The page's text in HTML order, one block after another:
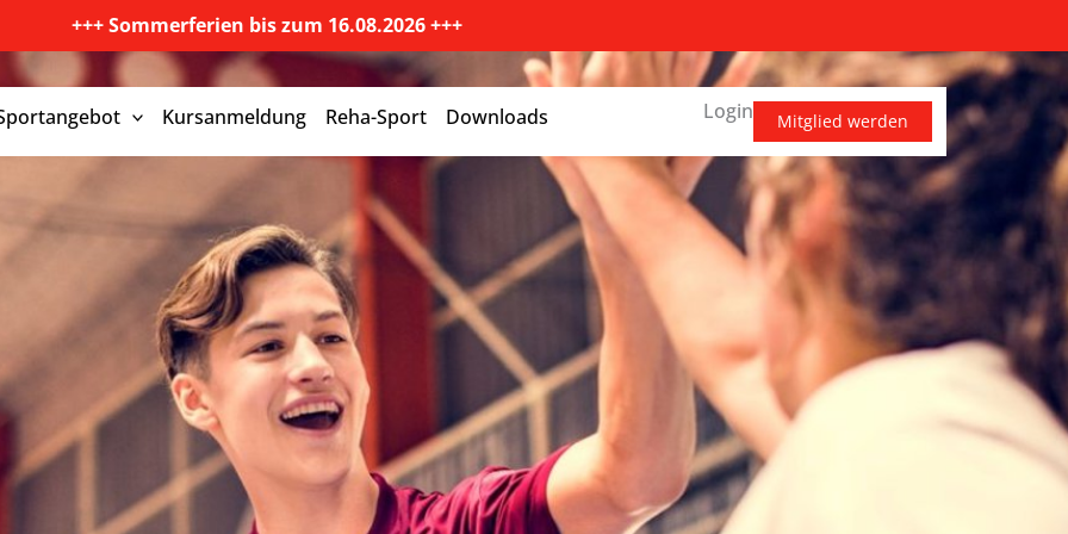
+++ Sommerferien bis zum 16.08.2026 +++
Kursanmeldung Reha-Sport Downloads Mitglied werden
Login